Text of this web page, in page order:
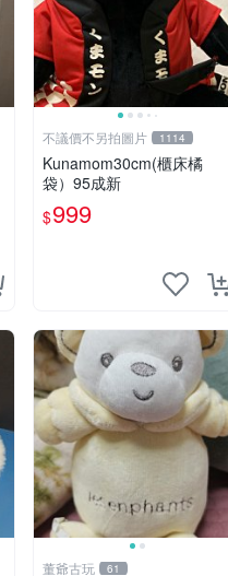
不議價不另拍圖片 1114
Kunamom30cm(櫃床橘
袋）95成新
$999
董爺古玩 61